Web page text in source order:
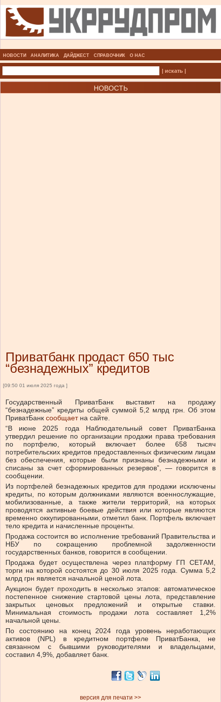
НОВОСТИ АНАЛИТИКА ДАЙДЖЕСТ СПРАВОЧНИК О НАС
| искать |
НОВОСТЬ
Приватбанк продаст 650 тыс
“безнадежных” кредитов
[09:50 01 июля 2025 года ]
Государственный ПриватБанк выставит на продажу
“безнадежные” кредиты общей суммой 5,2 млрд грн. Об этом
ПриватБанк сообщает на сайте.
“В июне 2025 года Наблюдательный совет ПриватБанка
утвердил решение по организации продажи права требования
по портфелю, который включает более 658 тысяч
потребительских кредитов предоставленных физическим лицам
без обеспечения, которые были признаны безнадежными и
списаны за счет сформированных резервов”, — говорится в
сообщении.
Из портфелей безнадежных кредитов для продажи исключены
кредиты, по которым должниками являются военнослужащие,
мобилизованные, а также жители территорий, на которых
проводятся активные боевые действия или которые являются
временно оккупированными, отметил банк. Портфель включает
тело кредита и начисленные проценты.
Продажа состоится во исполнение требований Правительства и
НБУ по сокращению проблемной задолженности
государственных банков, говорится в сообщении.
Продажа будет осуществлена через платформу ГП СЕТАМ,
торги на которой состоятся до 30 июля 2025 года. Сумма 5,2
млрд грн является начальной ценой лота.
Аукцион будет проходить в несколько этапов: автоматическое
постепенное снижение стартовой цены лота, представление
закрытых ценовых предложений и открытые ставки.
Минимальная стоимость продажи лота составляет 1,2%
начальной цены.
По состоянию на конец 2024 года уровень неработающих
активов (NPL) в кредитном портфеле ПриватБанка, не
связанном с бывшими руководителями и владельцами,
составил 4,9%, добавляет банк.
версия для печати >>